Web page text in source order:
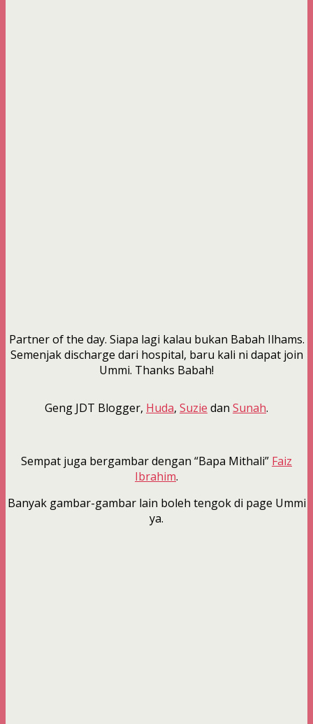
Partner of the day. Siapa lagi kalau bukan Babah Ilhams.
Semenjak discharge dari hospital, baru kali ni dapat join
Ummi. Thanks Babah!
Geng JDT Blogger, Huda, Suzie dan Sunah.
Sempat juga bergambar dengan “Bapa Mithali” Faiz
Ibrahim.
Banyak gambar-gambar lain boleh tengok di page Ummi
ya.